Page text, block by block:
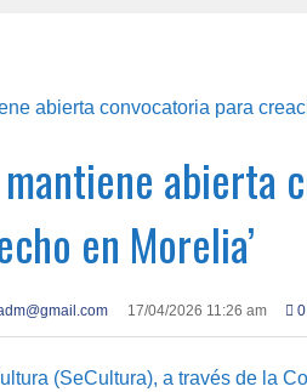
abierta
en Morelia’
17/04/2026 11:26 am 0
(SeCultura), a través de la